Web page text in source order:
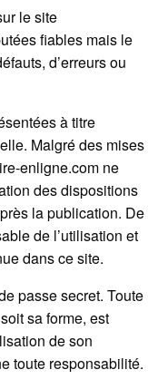
le site
fiables mais le
d’erreurs ou
à titre
Malgré des mises
enligne.com ne
des dispositions
la publication. De
de l’utilisation et
dans ce site.
passe secret. Toute
sa forme, est
de son
toute responsabilité.